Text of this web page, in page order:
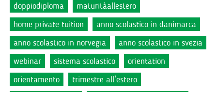
doppiodiploma
maturitàallestero
home private tuition
anno scolastico in danimarca
anno scolastico in norvegia
anno scolastico in svezia
webinar
sistema scolastico
orientation
orientamento
trimestre all'estero